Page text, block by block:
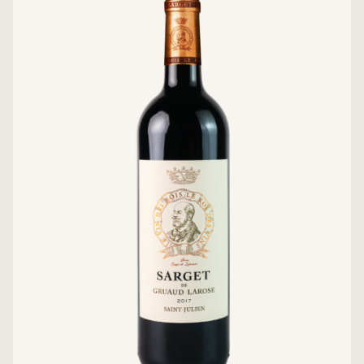
Château Carbonnieux
Pessac-Léognan, Bordeaux – Pháp